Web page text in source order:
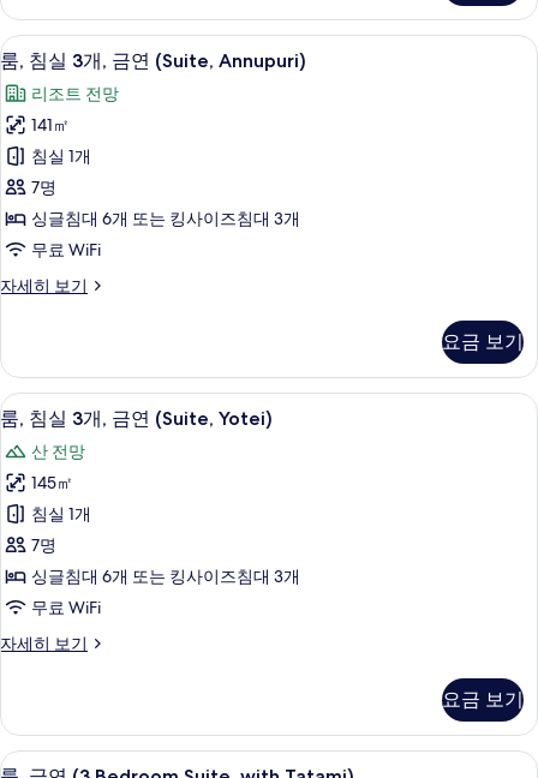
사
진
모
두
보
기
개,
금
연
(Suite,
Yotei,
with
Tatami)
자
세
히
보
기
룸,
침
실
3
개,
금
연
(Suite,
Annupuri)
모
두
보
기
룸, 침실 3개, 금연 (Suite, Annupuri) |
5
룸, 침실 3개, 금연 (Suite, Annupuri)
리조트 전망
141㎡
침실 1개
7명
싱글침대 6개 또는 킹사이즈침대 3개
무료 WiFi
자세히 보기
룸,
개,
금
연
(Suite,
Annupuri)
자
세
히
보
기
요금 보기
룸,
침
실
3
개,
금
연
(Suite,
Yotei)
모
두
룸, 침실 3개, 금연 (Suite, Yotei) | 객
5
룸, 침실 3개, 금연 (Suite, Yotei)
산 전망
145㎡
침실 1개
7명
싱글침대 6개 또는 킹사이즈침대 3개
무료 WiFi
자세히 보기
룸,
개,
금
연
요금 보기
룸, 룸, 금연 (3 Bedroom Suite, with
5